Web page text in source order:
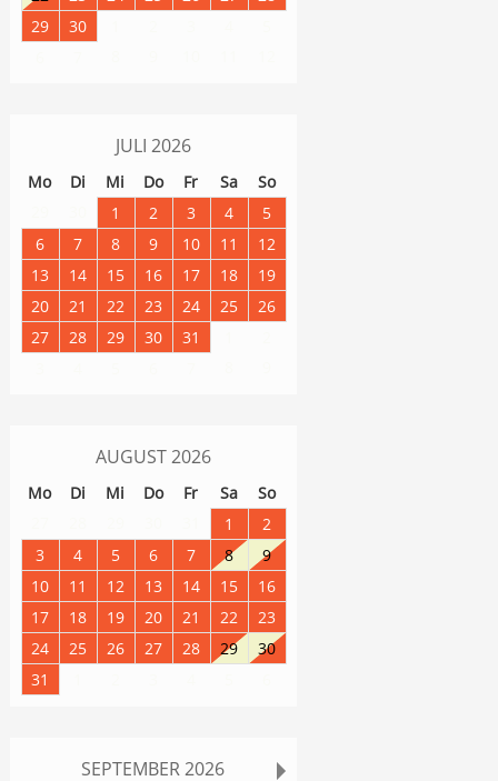
29
30
JULI 2026
Mo Di Mi Do Fr Sa
So
1 2 3 4
5
6
7 8 9 10 11
12
13
14 15 16 17 18
19
20
21 22 23 24 25
26
27
28 29 30 31
AUGUST2026
Mo Di Mi Do Fr Sa
So
1
2
3
4 5 6 7 8
9
10
11 12 13 14 15
16
17
18 19 20 21 22
23
24
25 26 27 28 29
30
31
SEPTEMBER 2026